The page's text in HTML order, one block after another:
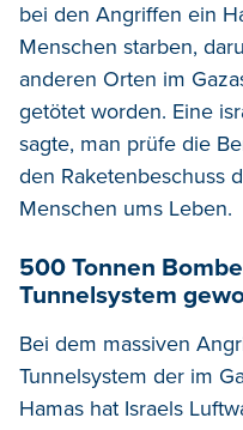
bei den Angriffen ein
Menschen starben,
anderen Orten im
getötet worden. Eine
sagte, man prüfe die
den Raketenbeschuss
Menschen ums Leben.
500 Tonnen
Tunnelsystem
Bei dem massiven
Tunnelsystem der im
Hamas hat Israels